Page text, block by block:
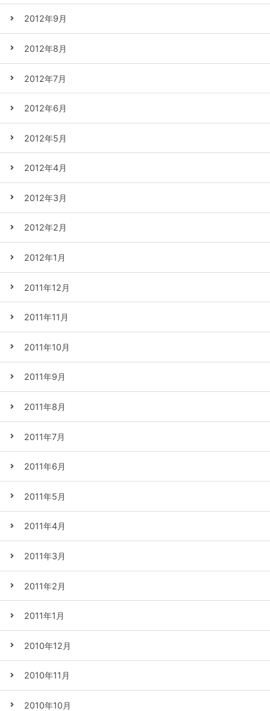
2012年9月
2012年8月
2012年7月
2012年6月
2012年5月
2012年4月
2012年3月
2012年2月
2012年1月
2011年12月
2011年11月
2011年10月
2011年9月
2011年8月
2011年7月
2011年6月
2011年5月
2011年4月
2011年3月
2011年2月
2011年1月
2010年12月
2010年11月
2010年10月